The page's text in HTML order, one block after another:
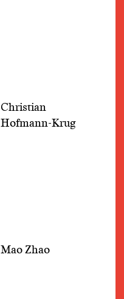
Christian
Hofmann-Krug
Mao Zhao